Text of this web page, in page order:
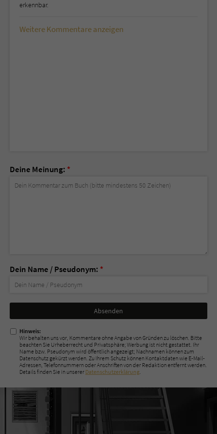
erkennbar.
Weitere Kommentare anzeigen
Deine Meinung: *
Dein Name / Pseudonym: *
Nicht
ausfüllen!
Hinweis:
Wir behalten uns vor, Kommentare ohne Angabe von Gründen zu löschen. Bitte
beachten Sie Urheberrecht und Privatsphäre; Werbung ist nicht gestattet. Ihr
Name bzw. Pseudonym wird öffentlich angezeigt; Nachnamen können zum
Datenschutz gekürzt werden. Zu Ihrem Schutz können Kontaktdaten wie E-Mail-
Adressen, Telefonnummern oder Anschriften von der Redaktion entfernt werden.
Details finden Sie in unserer Datenschutzerklärung.